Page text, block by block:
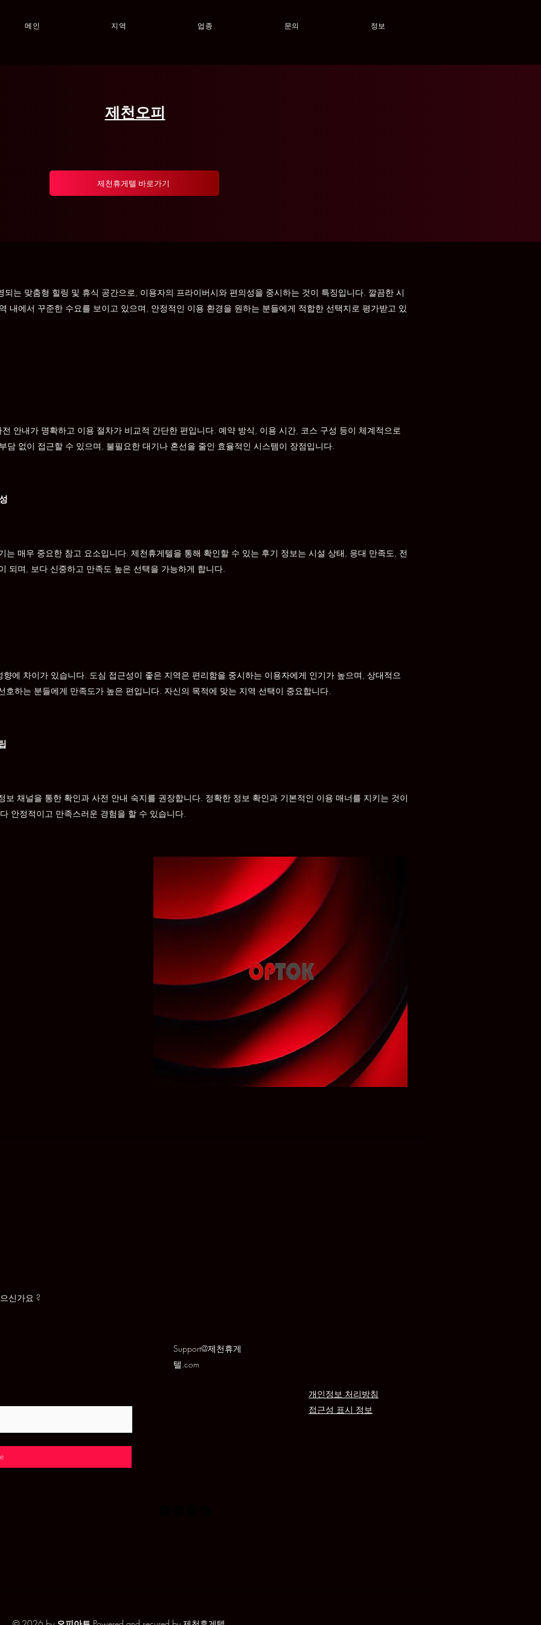
메인 지역 업종 문의 정보
제천오피
제천휴게텔 바로가기
는 맞춤형 힐링 및 휴식 공간으로, 이용자의 프라이버시와 편의성을 중시하는 것이 특징입니다. 깔끔한 시
내에서 꾸준한 수요를 보이고 있으며, 안정적인 이용 환경을 원하는 분들에게 적합한 선택지로 평가받고 있
안내가 명확하고 이용 절차가 비교적 간단한 편입니다. 예약 방식, 이용 시간, 코스 구성 등이 체계적으로
담 없이 접근할 수 있으며, 불필요한 대기나 혼선을 줄인 효율적인 시스템이 장점입니다.
는 매우 중요한 참고 요소입니다. 제천휴게텔을 통해 확인할 수 있는 후기 정보는 시설 상태, 응대 만족도, 전
되며, 보다 신중하고 만족도 높은 선택을 가능하게 합니다.
에 차이가 있습니다. 도심 접근성이 좋은 지역은 편리함을 중시하는 이용자에게 인기가 높으며, 상대적으
호하는 분들에게 만족도가 높은 편입니다. 자신의 목적에 맞는 지역 선택이 중요합니다.
보 채널을 통한 확인과 사전 안내 숙지를 권장합니다. 정확한 정보 확인과 기본적인 이용 매너를 지키는 것이
안정적이고 만족스러운 경험을 할 수 있습니다.
신가요 ?
Support@제천휴게
텔.com
개인정보 처리방침
접근성 표시 정보